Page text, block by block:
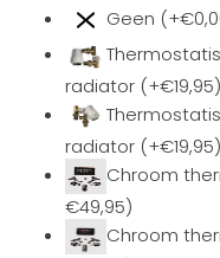
Geen
radiator (+€19,95)
radiator (+€19,95)
Chroom
€49,95)
Chroom